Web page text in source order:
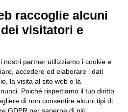
Privacy Policy
Obiettivi di accessibilità
30, Collegno
toic8cg002@istruzione.it
toic8cg002@pec.istruzione.it
raccoglie alcuni
visitatori e
nostri partner utilizziamo i cookie e
accedere ed elaborare i dati
la visita al sito web o la
Poiché rispettiamo il tuo diritto
di non consentire alcuni tipi di